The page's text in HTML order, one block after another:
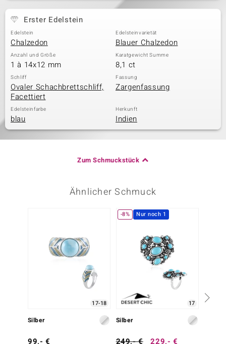
Erster Edelstein
Edelstein
Chalzedon
Edelsteinvarietät
Blauer Chalzedon
Anzahl und Größe
1 à 14x12 mm
Karatgewicht Summe
8,1 ct
Schliff
Ovaler Schachbrettschliff,
Facettiert
Fassung
Zargenfassung
Edelsteinfarbe
blau
Herkunft
Indien
Zum Schmuckstück
Ähnlicher Schmuck
17-18
Silber
99,- €
-8% Nur noch 1
17
Silber
249,- € 229,- €